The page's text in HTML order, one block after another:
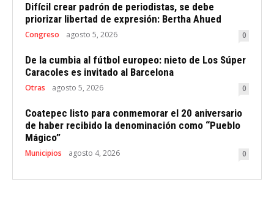
Difícil crear padrón de periodistas, se debe
priorizar libertad de expresión: Bertha Ahued
Congreso agosto 5, 2026 0
De la cumbia al fútbol europeo: nieto de Los Súper
Caracoles es invitado al Barcelona
Otras agosto 5, 2026 0
Coatepec listo para conmemorar el 20 aniversario
de haber recibido la denominación como “Pueblo
Mágico”
Municipios agosto 4, 2026 0